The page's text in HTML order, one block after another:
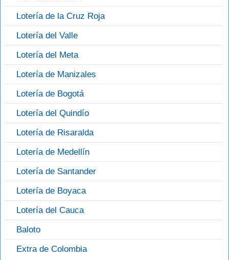
Lotería de la Cruz Roja
Lotería del Valle
Lotería del Meta
Lotería de Manizales
Lotería de Bogotá
Lotería del Quindío
Lotería de Risaralda
Lotería de Medellín
Lotería de Santander
Lotería de Boyaca
Lotería del Cauca
Baloto
Extra de Colombia